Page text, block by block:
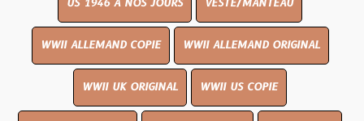
US 1946 À NOS JOURS VESTE/MANTEAU
WWII ALLEMAND COPIE WWII ALLEMAND ORIGINAL
WWII UK ORIGINAL WWII US COPIE